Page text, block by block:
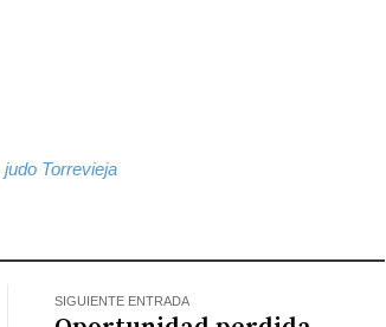
judo Torrevieja
SIGUIENTE ENTRADA